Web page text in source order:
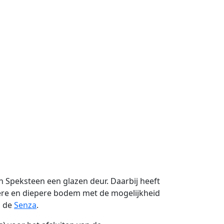
een glazen deur. Daarbij heeft
en diepere bodem met de mogelijkheid
deSenza.